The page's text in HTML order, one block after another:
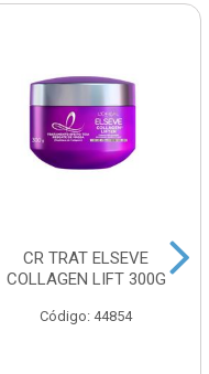
CR TRAT ELSEVE
COLLAGEN LIFT 300G
Código: 44854